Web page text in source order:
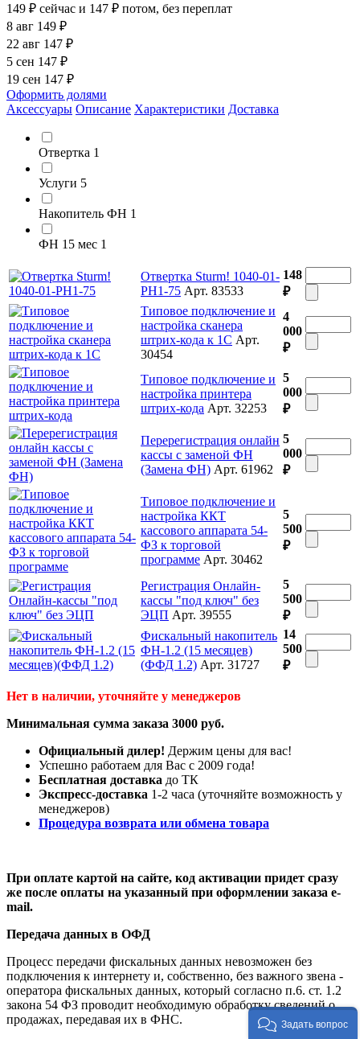
149 ₽ сейчас и 147 ₽ потом, без переплат
8 авг 149 ₽
22 авг 147 ₽
5 сен 147 ₽
19 сен 147 ₽
Оформить долями
Аксессуары Описание Характеристики Доставка
Отвертка 1
Услуги 5
Накопитель ФН 1
ФН 15 мес 1
Отвертка Sturm! 1040-01-
PH1-75 Арт. 83533
148
₽
Типовое подключение и
настройка сканера
штрих-кода к 1С Арт.
30454
4
000
₽
Типовое подключение и
настройка принтера
штрих-кода Арт. 32253
5
000
₽
Перерегистрация онлайн
кассы с заменой ФН
(Замена ФН) Арт. 61962
5
000
₽
Типовое подключение и
настройка ККТ
кассового аппарата 54-
ФЗ к торговой
программе Арт. 30462
5
500
₽
Регистрация Онлайн-
кассы "под ключ" без
ЭЦП Арт. 39555
5
500
₽
Фискальный накопитель
ФН-1.2 (15 месяцев)
(ФФД 1.2) Арт. 31727
14
500
₽
Нет в наличии, уточняйте у менеджеров
Минимальная сумма заказа 3000 руб.
Официальный дилер! Держим цены для вас!
Успешно работаем для Вас с 2009 года!
Бесплатная доставка до ТК
Экспресс-доставка 1-2 часа (уточняйте возможность у
менеджеров)
Процедура возврата или обмена товара
При оплате картой на сайте, код активации придет сразу
же после оплаты на указанный при оформлении заказа e-
mail.
Передача данных в ОФД
Процесс передачи фискальных данных невозможен без
подключения к интернету и, собственно, без важного звена -
оператора фискальных данных, который согласно п.6. ст. 1.2
закона 54 ФЗ проводит необходимую обработку сведений о
продажах, передавая их в ФНС.
Задать вопрос